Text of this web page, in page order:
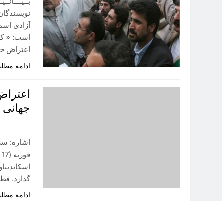
آزادی
است: «
اعتراض
ادامه
گذارد.
ادامه